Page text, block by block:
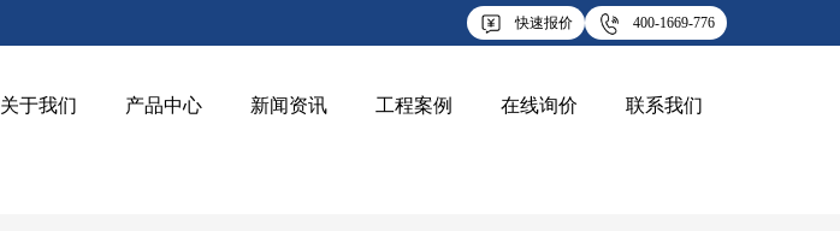
快速报价 400-1669-776
关于我们 产品中心 新闻资讯 工程案例 在线询价 联系我们